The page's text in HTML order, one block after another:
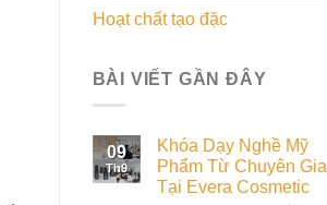
Hoạt chất tạo đặc
BÀI VIẾT GẦN ĐÂY
09
Th9
Khóa Dạy Nghề Mỹ
Phẩm Từ Chuyên Gia
Tại Evera Cosmetic